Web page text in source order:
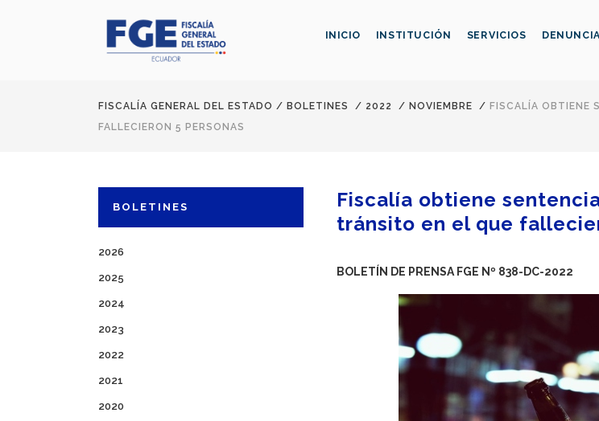
INICIO INSTITUCIÓN SERVICIOS
FISCALÍA GENERAL DEL ESTADO / BOLETINES / 2022 / NOVIEMBRE / FISCALÍA OBTIENE
FALLECIERON 5 PERSONAS
BOLETINES
2026
2025
2024
2023
2022
2021
2020
Fiscalía obtiene
tránsito en el que
BOLETÍN DE PRENSA FGE Nº 838-DC-2022